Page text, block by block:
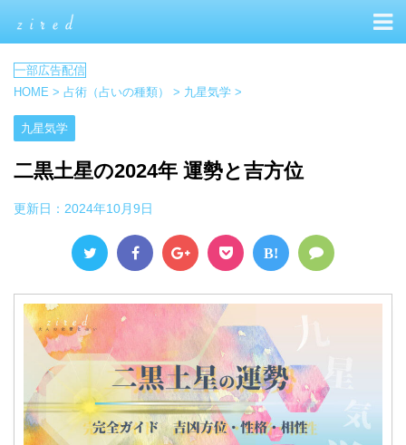
HOME > 占術（占いの種類） > 九星気学 >
九星気学
二黒土星の2024年 運勢と吉方位
更新日： 2024年10月9日
B!